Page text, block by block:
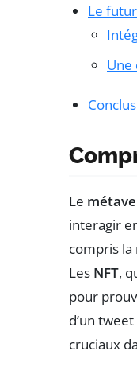
Le
Une
Le
interagir
compris la
Les NFT,
pour
d’un
cruciaux